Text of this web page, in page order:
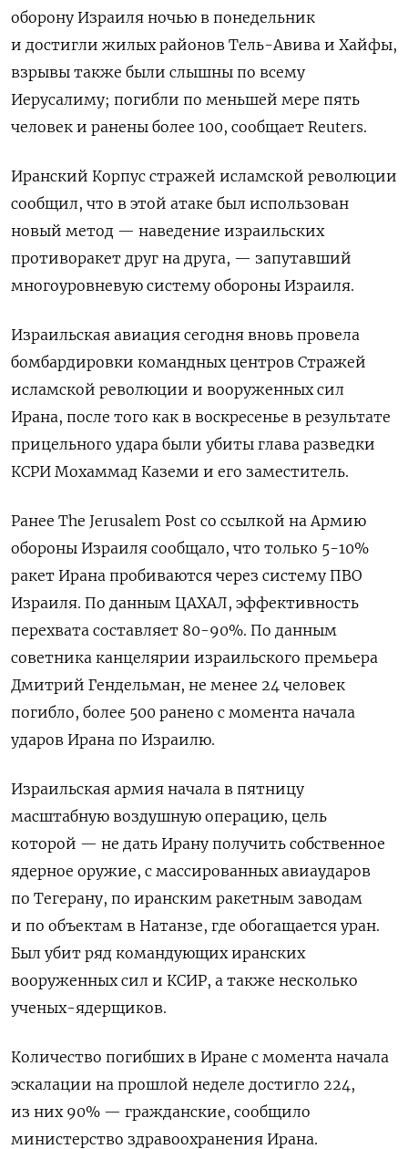
оборону Израиля ночью в понедельник
и достигли жилых районов Тель-Авива и Хайфы,
взрывы также были слышны по всему
Иерусалиму; погибли по меньшей мере пять
человек и ранены более 100, сообщает Reuters.
Иранский Корпус стражей исламской революции
сообщил, что в этой атаке был использован
новый метод — наведение израильских
противоракет друг на друга, — запутавший
многоуровневую систему обороны Израиля.
Израильская авиация сегодня вновь провела
бомбардировки командных центров Стражей
исламской революции и вооруженных сил
Ирана, после того как в воскресенье в результате
прицельного удара были убиты глава разведки
КСРИ Мохаммад Каземи и его заместитель.
Ранее The Jerusalem Post со ссылкой на Армию
обороны Израиля сообщало, что только 5-10%
ракет Ирана пробиваются через систему ПВО
Израиля. По данным ЦАХАЛ, эффективность
перехвата составляет 80-90%. По данным
советника канцелярии израильского премьера
Дмитрий Гендельман, не менее 24 человек
погибло, более 500 ранено с момента начала
ударов Ирана по Израилю.
Израильская армия начала в пятницу
масштабную воздушную операцию, цель
которой — не дать Ирану получить собственное
ядерное оружие, с массированных авиаударов
по Тегерану, по иранским ракетным заводам
и по объектам в Натанзе, где обогащается уран.
Был убит ряд командующих иранских
вооруженных сил и КСИР, а также несколько
ученых-ядерщиков.
Количество погибших в Иране с момента начала
эскалации на прошлой неделе достигло 224,
из них 90% — гражданские, сообщило
министерство здравоохранения Ирана.